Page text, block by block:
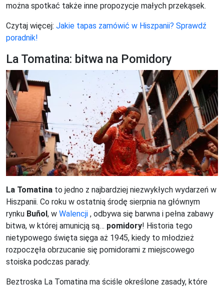
można spotkać także inne propozycje małych przekąsek.
Czytaj więcej: Jakie tapas zamówić w Hiszpanii? Sprawdź
poradnik!
La Tomatina: bitwa na Pomidory
La Tomatina to jedno z najbardziej niezwykłych wydarzeń w
Hiszpanii. Co roku w ostatnią środę sierpnia na głównym
rynku Buñol, w Walencji , odbywa się barwna i pełna zabawy
bitwa, w której amunicją są… pomidory! Historia tego
nietypowego święta sięga aż 1945, kiedy to młodzież
rozpoczęła obrzucanie się pomidorami z miejscowego
stoiska podczas parady.
Beztroska La Tomatina ma ściśle określone zasady, które